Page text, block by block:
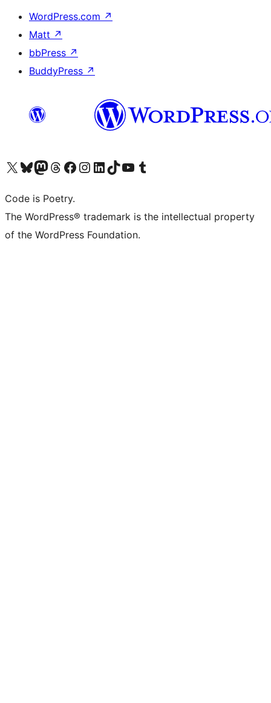
WordPress.com ↗
Matt ↗
bbPress ↗
BuddyPress ↗
Visit our X (formerly Twitter) account
ഞങ്ങളുടെ ബ്ലൂസ്കൈ അക്കൗണ്ട് സന്ദർശിക്കുക
Visit our Mastodon account
ഞങ്ങളുടെ ത്രെഡ്സ് അക്കൗണ്ട് സന്ദർശിക്കുക
Visit our Facebook page
Visit our Instagram account
Visit our LinkedIn account
ഞങ്ങളുടെ ടിക് ടോക് അക്കൗണ്ട് സന്ദർശിക്കുക
Visit our YouTube channel
ഞങ്ങളുടെ ടംബ്ലർ അക്കൗണ്ട് സന്ദർശിക്കുക
Code is Poetry.
The WordPress® trademark is the intellectual property
of the WordPress Foundation.